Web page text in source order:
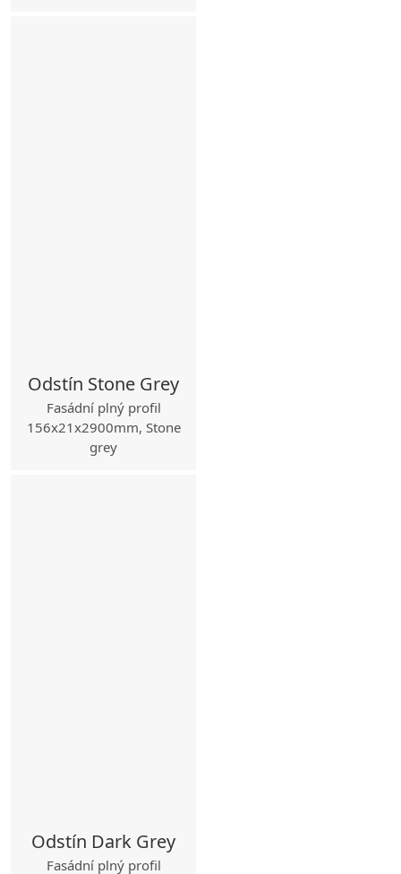
Odstín Stone Grey
Fasádní plný profil
156x21x2900mm, Stone
grey
Odstín Dark Grey
Fasádní plný profil